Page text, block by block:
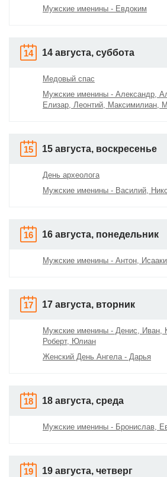
Мужские именины - Евдоким
14 14 августа, суббота
Медовый спас
Мужские именины - Александр,
Елизар, Леонтий, Максимилиан,
15 15 августа, воскресенье
День археолога
Мужские именины - Василий,
16 16 августа, понедельник
Мужские именины - Антон,
17 17 августа, вторник
Мужские именины - Денис, Иван,
Роберт, Юлиан
Женский День Ангела - Дарья
18 18 августа, среда
Мужские именины - Бронислав,
19 19 августа, четверг